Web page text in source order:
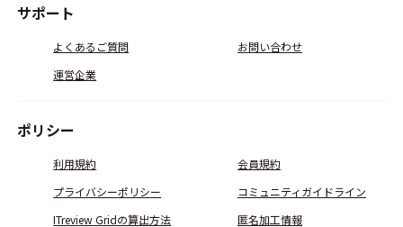
サポート
よくあるご質問
お問い合わせ
運営企業
ポリシー
利用規約
会員規約
プライバシーポリシー
コミュニティガイドライン
ITreview Gridの算出方法
匿名加工情報